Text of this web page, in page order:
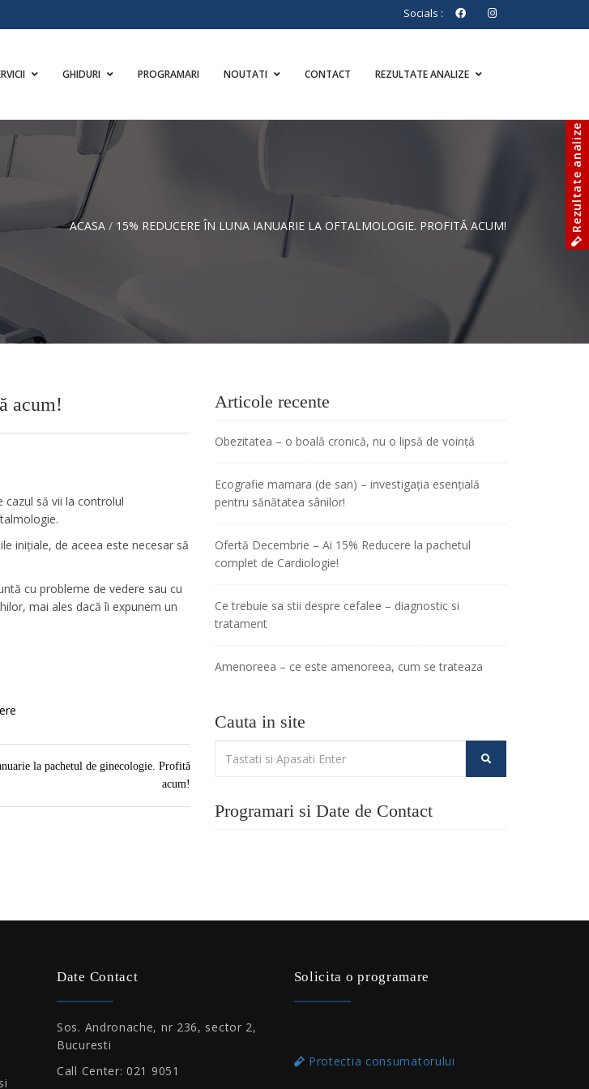
Socials :
GHIDURI PROGRAMARI NOUTATI CONTACT REZULTATE ANALIZE
ACASA / 15% REDUCERE ÎN LUNA IANUARIE LA OFTALMOLOGIE. PROFITĂ ACUM!
acum!
cazul să vii la controlul
inițiale, de aceea este necesar să
cu probleme de vedere sau cu
mai ales dacă îi expunem un
la pachetul de ginecologie. Profită
acum!
Articole recente
Obezitatea – o boală cronică, nu o lipsă de voință
Ecografie mamara (de san) – investigația esențială
pentru sănătatea sânilor!
Ofertă Decembrie – Ai 15% Reducere la pachetul
complet de Cardiologie!
Ce trebuie sa stii despre cefalee – diagnostic si
tratament
Amenoreea – ce este amenoreea, cum se trateaza
Cauta in site
Programari si Date de Contact
Date Contact
Sos. Andronache, nr 236, sector 2,
Bucuresti
Call Center: 021 9051
Solicita o programare
Rezultate analize
Protectia consumatorului